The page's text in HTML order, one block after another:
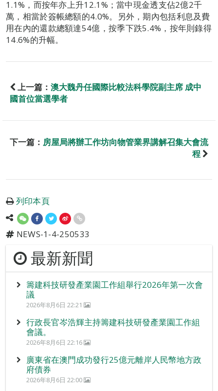
1.1%，而按年亦上升12.1%；當中現金透支佔2億2千
萬，相當於簽帳總額的4.0%。另外，期內包括利息及費
用在內的還款總額達54億，按季下跌5.4%，按年則錄得
14.6%的升幅。
上一篇： 澳大魏丹任國際比較法科學院副主席 成中
國首位當選學者
下一篇： 房屋局將辦工作坊向物管業界講解召集大會流
程
列印本頁
NEWS-1-4-250533
最新新聞
籌建科技研發產業園工作組舉行2026年第一次會
議
2026年8月6日 22:21
行政長官岑浩輝主持籌建科技研發產業園工作組
會議。
2026年8月6日 22:16
廣東省在澳門成功發行25億元離岸人民幣地方政
府債券
2026年8月6日 22:00